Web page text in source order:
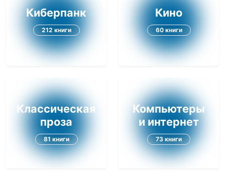
Киберпанк
212 книги
Кино
60 книги
Классическая
проза
81 книги
Компьютеры
и интернет
73 книги